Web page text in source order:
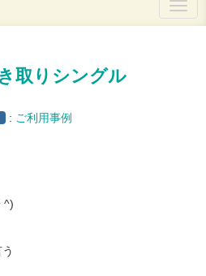
取りシングル
: ご利用事例
^)